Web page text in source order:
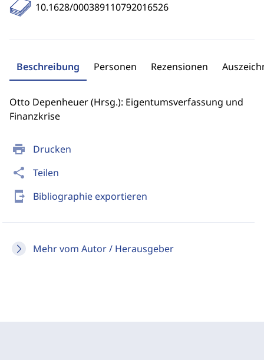
print Drucken
share Teilen
send_to_mobile Bibliographie exportieren
Mehr vom Autor / Herausgeber
10.1628/000389110792016526
Beschreibung Personen Rezensionen
Otto Depenheuer (Hrsg.): Eigentumsverfassung und
Finanzkrise